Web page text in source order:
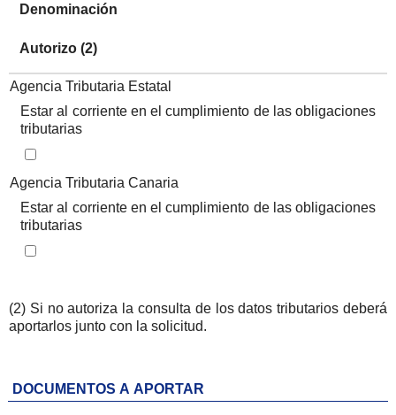
Denominación
Autorizo (2)
Iteración de iterador: Listado de documentos tributarios
Agencia Tributaria Estatal
Estar al corriente en el cumplimiento de las obligaciones
tributarias
Iteración de iterador: Listado de documentos tributarios
Agencia Tributaria Canaria
Estar al corriente en el cumplimiento de las obligaciones
tributarias
(2) Si no autoriza la consulta de los datos tributarios deberá
aportarlos junto con la solicitud.
DOCUMENTOS A APORTAR